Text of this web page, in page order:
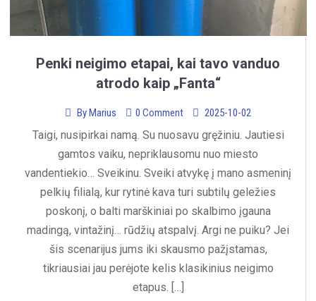
Penki neigimo etapai, kai tavo vanduo
atrodo kaip „Fanta“
ByMarius 0 Comment 2025-10-02
Taigi, nusipirkai namą. Su nuosavu gręžiniu. Jautiesi
gamtos vaiku, nepriklausomu nuo miesto
vandentiekio… Sveikinu. Sveiki atvykę į mano asmeninį
pelkių filialą, kur rytinė kava turi subtilų geležies
poskonį, o balti marškiniai po skalbimo įgauna
madingą, vintažinį… rūdžių atspalvį. Argi ne puiku? Jei
šis scenarijus jums iki skausmo pažįstamas,
tikriausiai jau perėjote kelis klasikinius neigimo
etapus. […]